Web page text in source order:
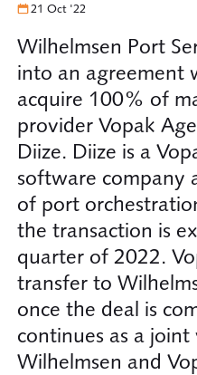
21 Oct '22
Wilhelmsen Port
into an agreement
acquire 100% of
provider Vopak
Diize. Diize is a
software company
of port
the transaction is
quarter of 2022.
transfer to
once the deal is
continues as a
Wilhelmsen and